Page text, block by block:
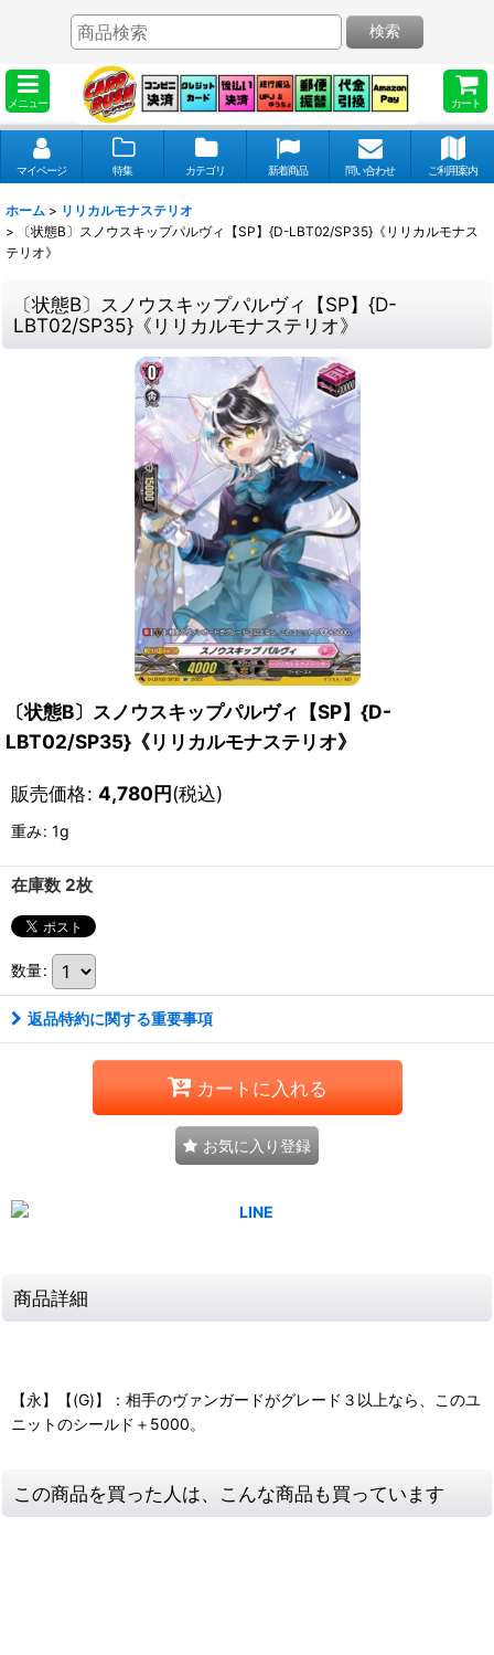
メニュー カート
検索
マイページ 特集 カテゴリ 新着商品 問い合わせ ご利用案内
ホーム > リリカルモナステリオ
>
〔状態B〕スノウスキップパルヴィ【SP】{D-LBT02/SP35}《リリカルモナス
テリオ》
〔状態B〕スノウスキップパルヴィ【SP】{D-
LBT02/SP35}《リリカルモナステリオ》
〔状態B〕スノウスキップパルヴィ【SP】{D-
LBT02/SP35}《リリカルモナステリオ》
販売価格: 4,780円(税込)
重み: 1g
在庫数 2枚
数量:
返品特約に関する重要事項
カートに入れる
お気に入り登録
商品詳細
【永】【(G)】：相手のヴァンガードがグレード３以上なら、このユ
ニットのシールド＋5000。
この商品を買った人は、こんな商品も買っています